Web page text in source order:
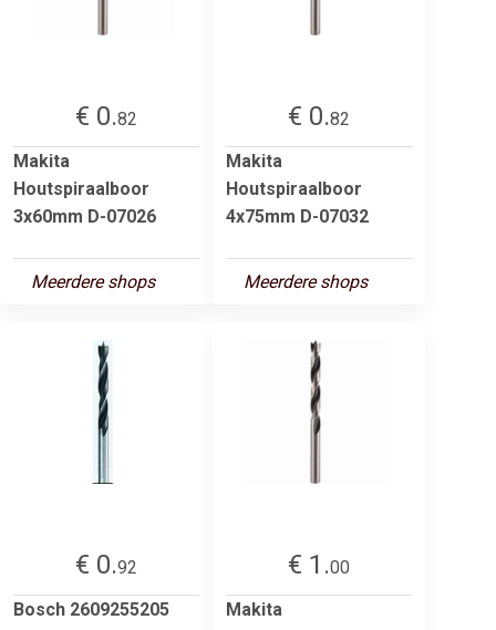
€ 0.82
Makita
Houtspiraalboor
3x60mm D-07026
Meerdere shops
€ 0.82
Makita
Houtspiraalboor
4x75mm D-07032
Meerdere shops
€ 0.92
Bosch 2609255205
€ 1.00
Makita